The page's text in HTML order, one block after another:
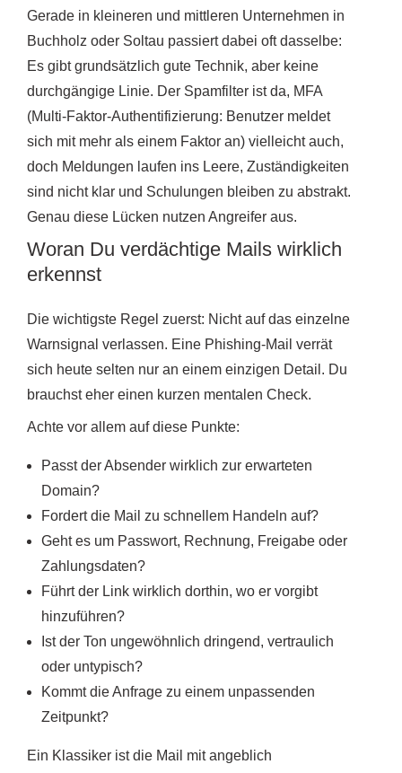
Gerade in kleineren und mittleren Unternehmen in
Buchholz oder Soltau passiert dabei oft dasselbe:
Es gibt grundsätzlich gute Technik, aber keine
durchgängige Linie. Der Spamfilter ist da, MFA
(Multi-Faktor-Authentifizierung: Benutzer meldet
sich mit mehr als einem Faktor an) vielleicht auch,
doch Meldungen laufen ins Leere, Zuständigkeiten
sind nicht klar und Schulungen bleiben zu abstrakt.
Genau diese Lücken nutzen Angreifer aus.
Woran Du verdächtige Mails wirklich
erkennst
Die wichtigste Regel zuerst: Nicht auf das einzelne
Warnsignal verlassen. Eine Phishing-Mail verrät
sich heute selten nur an einem einzigen Detail. Du
brauchst eher einen kurzen mentalen Check.
Achte vor allem auf diese Punkte:
Passt der Absender wirklich zur erwarteten
Domain?
Fordert die Mail zu schnellem Handeln auf?
Geht es um Passwort, Rechnung, Freigabe oder
Zahlungsdaten?
Führt der Link wirklich dorthin, wo er vorgibt
hinzuführen?
Ist der Ton ungewöhnlich dringend, vertraulich
oder untypisch?
Kommt die Anfrage zu einem unpassenden
Zeitpunkt?
Ein Klassiker ist die Mail mit angeblich